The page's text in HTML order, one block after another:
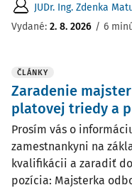
JUDr. Ing. Zdenka
Vydané: 2. 8. 2026 / 6
ČLÁNKY
Zaradenie
platovej triedy a
Prosím vás o
zamestnankyni na
kvalifikácii a zaradiť
pozícia: Majsterka